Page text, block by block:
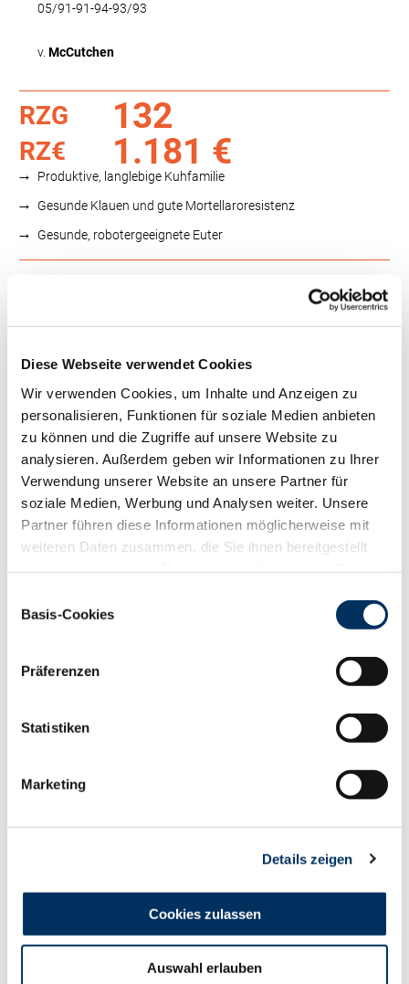
Diese Webseite verwendet Cookies
Wir verwenden Cookies, um Inhalte und Anzeigen zu
personalisieren, Funktionen für soziale Medien anbieten
zu können und die Zugriffe auf unsere Website zu
analysieren. Außerdem geben wir Informationen zu Ihrer
Verwendung unserer Website an unsere Partner für
soziale Medien, Werbung und Analysen weiter. Unsere
Partner führen diese Informationen möglicherweise mit
weiteren Daten zusammen, die Sie ihnen bereitgestellt
Cookies, wenn Sie unsere Webseite weiterhin nutzen.
Basis-Cookies
Präferenzen
Statistiken
Marketing
Details zeigen
Cookies zulassen
Auswahl erlauben
05/91-91-94-93/93
v. McCutchen
RZG 132
RZ€ 1.181 €
Produktive, langlebige Kuhfamilie
Gesunde Klauen und gute Mortellaroresistenz
Gesunde, robotergeeignete Euter
88 100 112 124
RZS
RZR
RZKd
106
RZKm
RZÖko
121
Gesundheit
88 100 112 124
RZGesund
117
RZEuterfit
RZKlaue
117
RZRepro
111
RZ
Kälberfit 105
115
Tö./Betr.
308/92
Fett %
-0.09
+10
115
RZE 125